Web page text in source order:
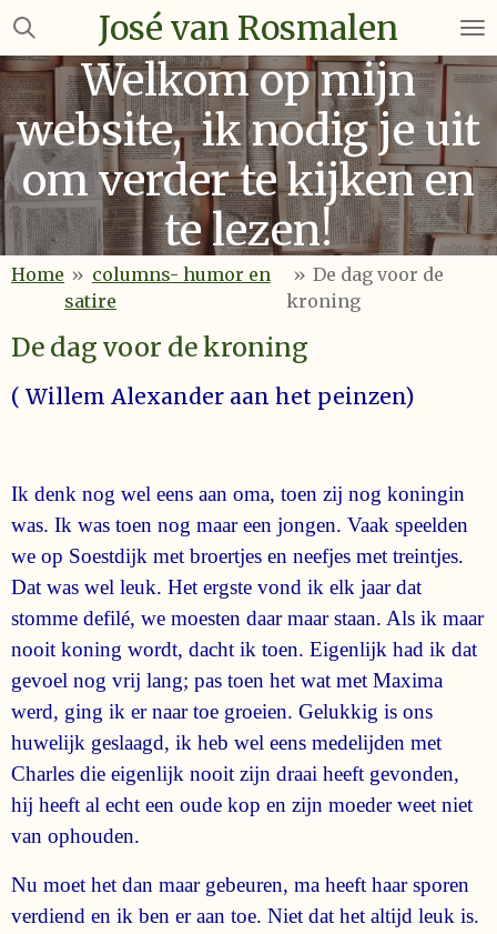
Ga
naar
de
hoofdinhoud
José van Rosmalen
Welkom op mijn
website, ik nodig je uit
om verder te kijken en
te lezen!
Home » columns- humor en
satire
» De dag voor de
kroning
De dag voor de kroning
( Willem Alexander aan het peinzen)
Ik denk nog wel eens aan oma, toen zij nog koningin
was. Ik was toen nog maar een jongen. Vaak speelden
we op Soestdijk met broertjes en neefjes met treintjes.
Dat was wel leuk. Het ergste vond ik elk jaar dat
stomme defilé, we moesten daar maar staan. Als ik maar
nooit koning wordt, dacht ik toen. Eigenlijk had ik dat
gevoel nog vrij lang; pas toen het wat met Maxima
werd, ging ik er naar toe groeien. Gelukkig is ons
huwelijk geslaagd, ik heb wel eens medelijden met
Charles die eigenlijk nooit zijn draai heeft gevonden,
hij heeft al echt een oude kop en zijn moeder weet niet
van ophouden.
Nu moet het dan maar gebeuren, ma heeft haar sporen
verdiend en ik ben er aan toe. Niet dat het altijd leuk is.